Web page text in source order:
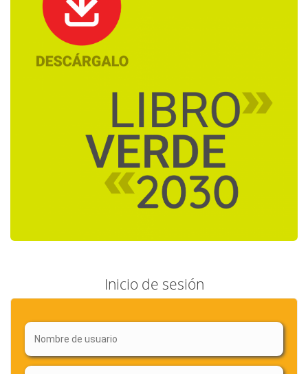
Inicio de sesión